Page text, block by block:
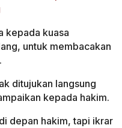
kepada kuasa
untuk membacakan
ditujukan langsung
kepada hakim.
depan hakim, tapi ikrar